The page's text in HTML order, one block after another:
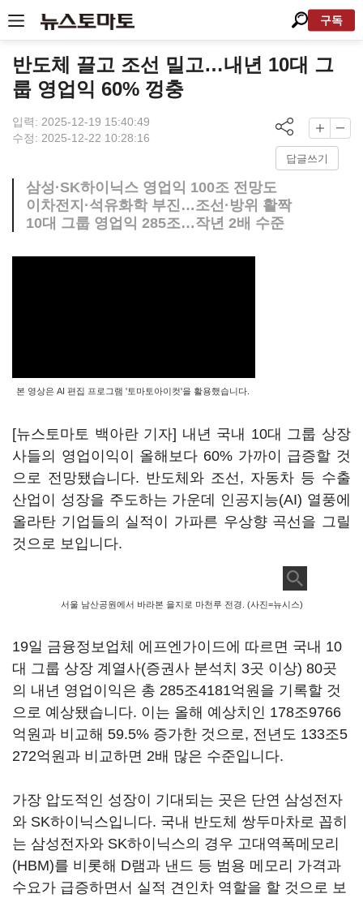
구독
반도체 끌고 조선 밀고…내년 10대 그
룹 영업익 60% 껑충
입력: 2025-12-19 15:40:49
수정: 2025-12-22 10:28:16
답글쓰기
삼성·SK하이닉스 영업익 100조 전망도
이차전지·석유화학 부진…조선·방위 활짝
10대 그룹 영업익 285조…작년 2배 수준
본 영상은 AI 편집 프로그램 '토마토아이컷'을 활용했습니다.
[뉴스토마토 백아란 기자] 내년 국내 10대 그룹 상장
사들의 영업이익이 올해보다 60% 가까이 급증할 것
으로 전망됐습니다. 반도체와 조선, 자동차 등 수출
산업이 성장을 주도하는 가운데 인공지능(AI) 열풍에
올라탄 기업들의 실적이 가파른 우상향 곡선을 그릴
것으로 보입니다.
서울 남산공원에서 바라본 을지로 마천루 전경. (사진=뉴시스)
19일 금융정보업체 에프엔가이드에 따르면 국내 10
대 그룹 상장 계열사(증권사 분석치 3곳 이상) 80곳
의 내년 영업이익은 총 285조4181억원을 기록할 것
으로 예상됐습니다. 이는 올해 예상치인 178조9766
억원과 비교해 59.5% 증가한 것으로, 전년도 133조5
272억원과 비교하면 2배 많은 수준입니다.
가장 압도적인 성장이 기대되는 곳은 단연 삼성전자
와 SK하이닉스입니다. 국내 반도체 쌍두마차로 꼽히
는 삼성전자와 SK하이닉스의 경우 고대역폭메모리
(HBM)를 비롯해 D램과 낸드 등 범용 메모리 가격과
수요가 급증하면서 실적 견인차 역할을 할 것으로 보